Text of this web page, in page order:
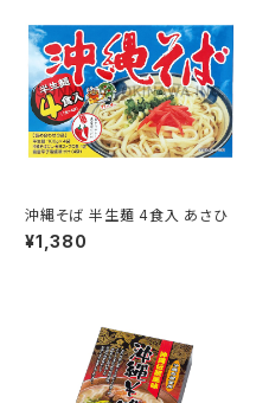
沖縄そば 半生麺 4食入 あさひ
¥1,380